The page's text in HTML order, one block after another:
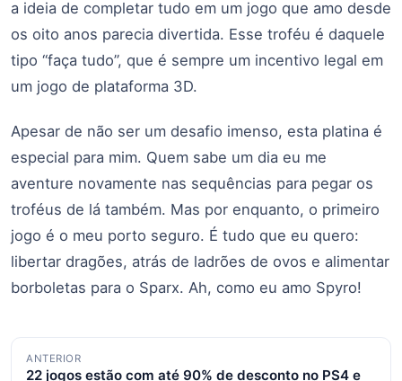
a ideia de completar tudo em um jogo que amo desde
os oito anos parecia divertida. Esse troféu é daquele
tipo “faça tudo”, que é sempre um incentivo legal em
um jogo de plataforma 3D.
Apesar de não ser um desafio imenso, esta platina é
especial para mim. Quem sabe um dia eu me
aventure novamente nas sequências para pegar os
troféus de lá também. Mas por enquanto, o primeiro
jogo é o meu porto seguro. É tudo que eu quero:
libertar dragões, atrás de ladrões de ovos e alimentar
borboletas para o Sparx. Ah, como eu amo Spyro!
Navegação
ANTERIOR
22 jogos estão com até 90% de desconto no PS4 e